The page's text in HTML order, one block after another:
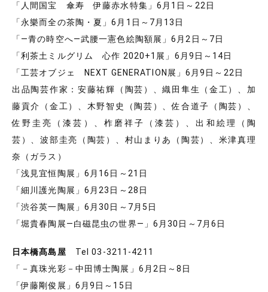
「人間国宝 傘寿 伊藤赤水特集」6月1日～22日
「永樂而全の茶陶・夏」6月1日～7月13日
「―青の時空へ―武腰一憲色絵陶額展」6月2日～7日
「利茶土ミルグリム 心作 2020+1展」6月9日～14日
「工芸オブジェ NEXT GENERATION展」6月9日～22日
出品陶芸作家：安藤祐輝（陶芸）、織田隼生（金工）、加
藤貢介（金工）、木野智史（陶芸）、佐合道子（陶芸）、
佐野圭亮（漆芸）、柞磨祥子（漆芸）、出和絵理（陶
芸）、波部圭亮（陶芸）、村山まりあ（陶芸）、米津真理
奈（ガラス）
「浅見宜恒陶展」6月16日～21日
「細川護光陶展」6月23日～28日
「渋谷英一陶展」6月30日～7月5日
「堀貴春陶展―白磁昆虫の世界―」6月30日～7月6日
日本橋髙島屋 Tel 03-3211-4211
「－真珠光彩－中田博士陶展」6月2日～8日
「伊藤剛俊展」6月9日～15日